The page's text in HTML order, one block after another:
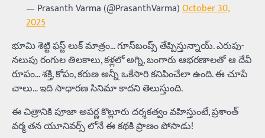
— Prasanth Varma (@PrasanthVarma)October 30,
2025
భూమి శెట్టి ఫస్ట్ లుక్ మాత్రం… గూస్‌బంప్స్ తేప్పిస్తున్నాయ్. ఎరుపు-
నలుపు రంగుల తిలకాలు, కళ్లలో అగ్ని, బంగారు ఆభరణాలతో ఆ దేవీ
రూపం… శక్తి, కోపం, కరుణ అన్నీ ఒకేసారి కనిపించేలా ఉంది. ఈ చూపే
చాలు… ఇది సాధారణ సినిమా కాదని తెలుస్తుంది.
ఈ చిత్రానికి పూజా అపర్ణ కొల్లూరు దర్శకత్వం వహిస్తుంటే, ప్రశాంత్
వర్మ తన యూనివర్స్ లోనే ఈ కథకి ప్రాణం పోసాడు!